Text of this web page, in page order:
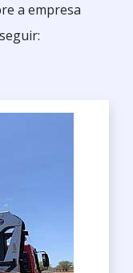
a empresa